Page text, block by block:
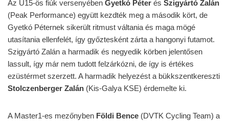
Az U15-ös fiúk versenyében Gyetkó Péter és Szigyártó Zalán
(Peak Performance) együtt kezdték meg a második kört, de
Gyetkó Péternek sikerült ritmust váltania és maga mögé
utasítania ellenfelét, így győztesként zárta a hangonyi futamot.
Szigyártó Zalán a harmadik és negyedik körben jelentősen
lassult, így már nem tudott felzárkózni, de így is értékes
ezüstérmet szerzett. A harmadik helyezést a bükkszentkereszti
Stolczenberger Zalán (Kis-Galya KSE) érdemelte ki.
A Master1-es mezőnyben Földi Bence (DVTK Cycling Team) a